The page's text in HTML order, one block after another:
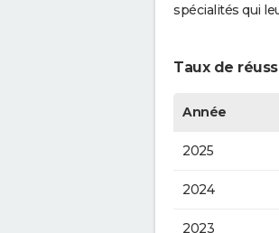
spécialités qui
Taux de
Année
2025
2024
2023